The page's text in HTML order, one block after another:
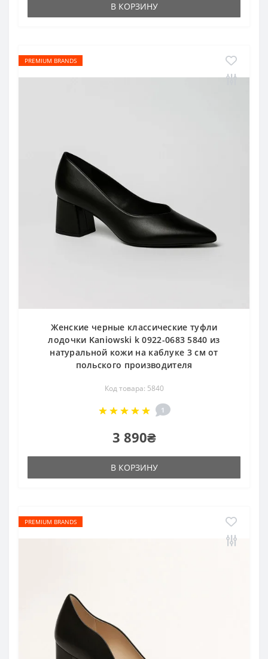
В КОРЗИНУ
PREMIUM BRANDS
Женские черные классические туфли
лодочки Kaniowski k 0922-0683 5840 из
натуральной кожи на каблуке 3 см от
польского производителя
Код товара: 5840
1
3 890₴
В КОРЗИНУ
PREMIUM BRANDS